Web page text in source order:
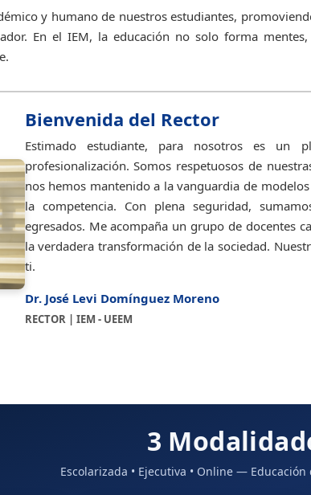
y humano de nuestros estudiantes,
En el IEM, la educación no solo forma
Bienvenida del Rector
Estimado estudiante, para nosotros es
profesionalización. Somos respetuosos de
nos hemos mantenido a la vanguardia de
la competencia. Con plena seguridad,
egresados. Me acompaña un grupo de docentes
la verdadera transformación de la sociedad.
ti.
Dr. José Levi Domínguez Moreno
RECTOR | IEM - UEEM